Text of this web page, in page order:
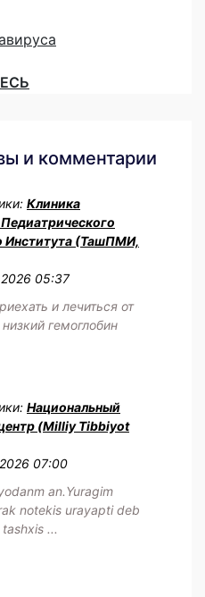
и комментарии
Клиника
Института (ТашПМИ,
05:37
и лечиться от
гемоглобин
Национальный
(Milliy Tibbiyot
07:00
an.Yuragim
notekis urayapti deb
...